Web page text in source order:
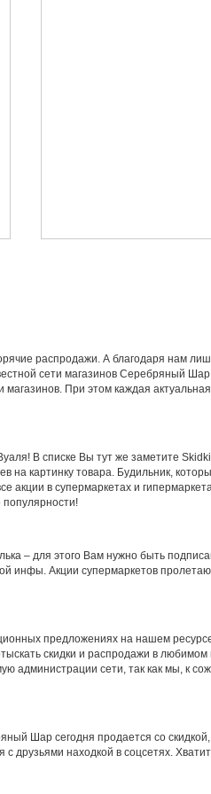
распродажи. А благодаря нам
сети магазинов Серебряный Шар
При этом каждая
В списке Вы тут же заметите
картинку товара. Будильник,
акции в супермаркетах и
популярности!
– для этого Вам нужно быть
инфы. Акции супермаркетов
предложениях на нашем
скидки и распродажи в любимом
администрации сети, так как мы, к
Шар сегодня продается со скидкой,
с друзьями находкой в соцсетях.